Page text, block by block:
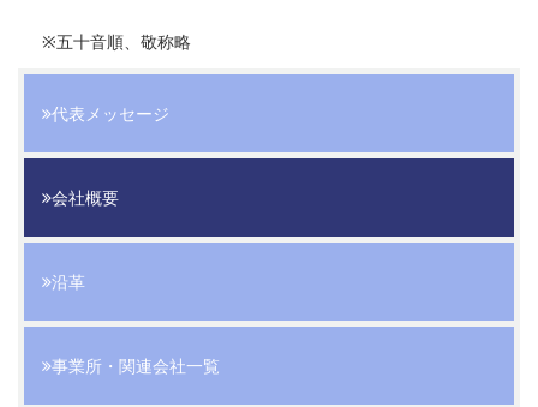
※五十音順、敬称略
代表メッセージ
会社概要
沿革
事業所・関連会社一覧